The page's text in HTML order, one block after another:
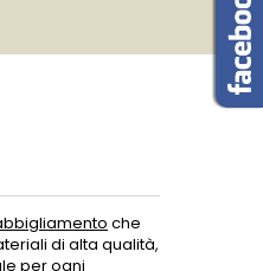
che
di alta qualità,
per ogni